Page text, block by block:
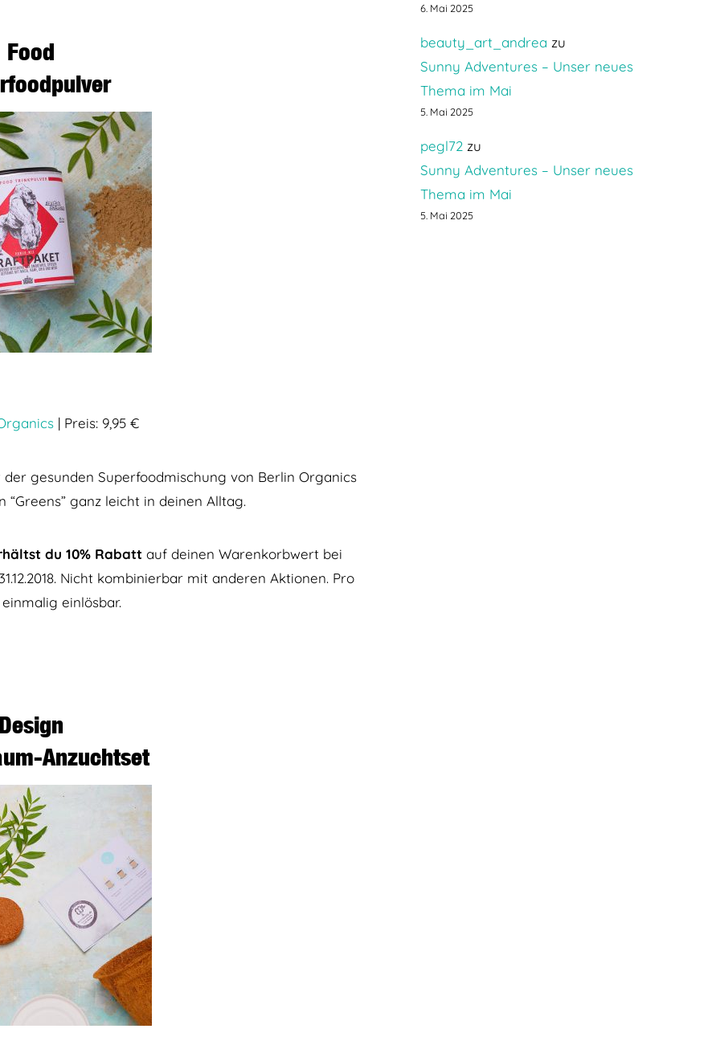
Food
| Preis: 9,95 €
gesunden Superfoodmischung von Berlin Organics
ganz leicht in deinen Alltag.
du 10% Rabatt auf deinen Warenkorbwert bei
Nicht kombinierbar mit anderen Aktionen. Pro
einlösbar.
Anzuchtset
6. Mai 2025
beauty_art_andrea zu
Sunny Adventures – Unser neues
Thema im Mai
5. Mai 2025
pegl72 zu
Sunny Adventures – Unser neues
Thema im Mai
5. Mai 2025